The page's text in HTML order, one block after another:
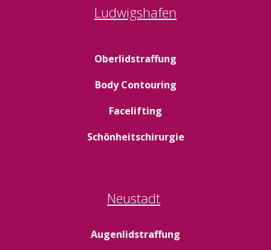
Ludwigshafen
Oberlidstraffung
Body Contouring
Facelifting
Schönheitschirurgie
Neustadt
Augenlidstraffung